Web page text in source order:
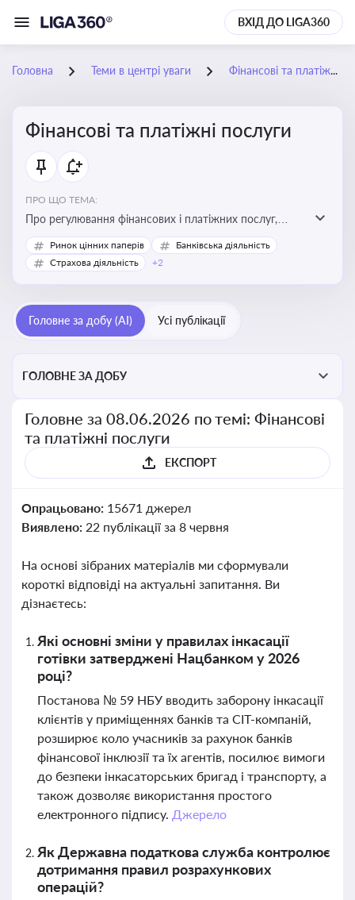
ВХІД ДО LIGA360
Головна Теми в центрі уваги Фінансові та платіжні послуги
Фінансові та платіжні послуги
ПРО ЩО ТЕМА:
Про регулювання фінансових і платіжних послуг,
управління коштами, приймання платежів та
дотримання ліцензійних вимог
Ринок цінних паперів
Банківська діяльність
Страхова діяльність
+2
Головне за добу (AI) Усі публікації
ГОЛОВНЕ ЗА ДОБУ
Головне за 08.06.2026 по темі: Фінансові
та платіжні послуги
ЕКСПОРТ
Опрацьовано: 15671 джерел
Виявлено: 22 публікації за 8 червня
На основі зібраних матеріалів ми сформували
короткі відповіді на актуальні запитання. Ви
дізнаєтесь:
Які основні зміни у правилах інкасації
готівки затверджені Нацбанком у 2026
році?
Постанова № 59 НБУ вводить заборону інкасації
клієнтів у приміщеннях банків та СІТ-компаній,
розширює коло учасників за рахунок банків
фінансової інклюзії та їх агентів, посилює вимоги
до безпеки інкасаторських бригад і транспорту, а
також дозволяє використання простого
електронного підпису. Джерело
Як Державна податкова служба контролює
дотримання правил розрахункових
операцій?